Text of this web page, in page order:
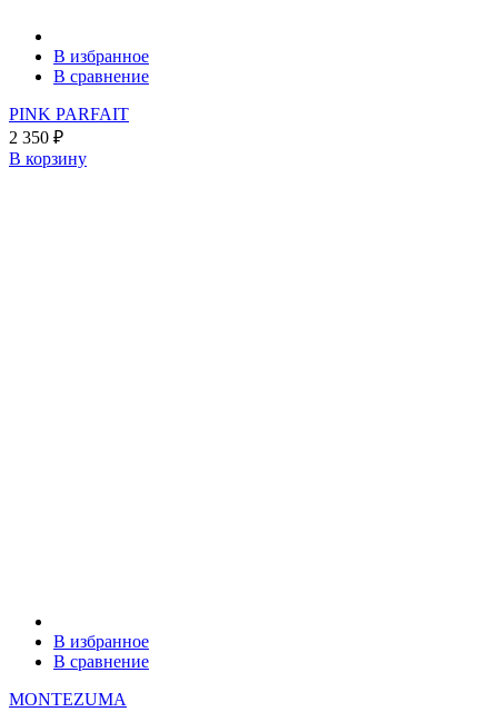
В избранное
В сравнение
PINK PARFAIT
2 350 ₽
В корзину
В избранное
В сравнение
MONTEZUMA